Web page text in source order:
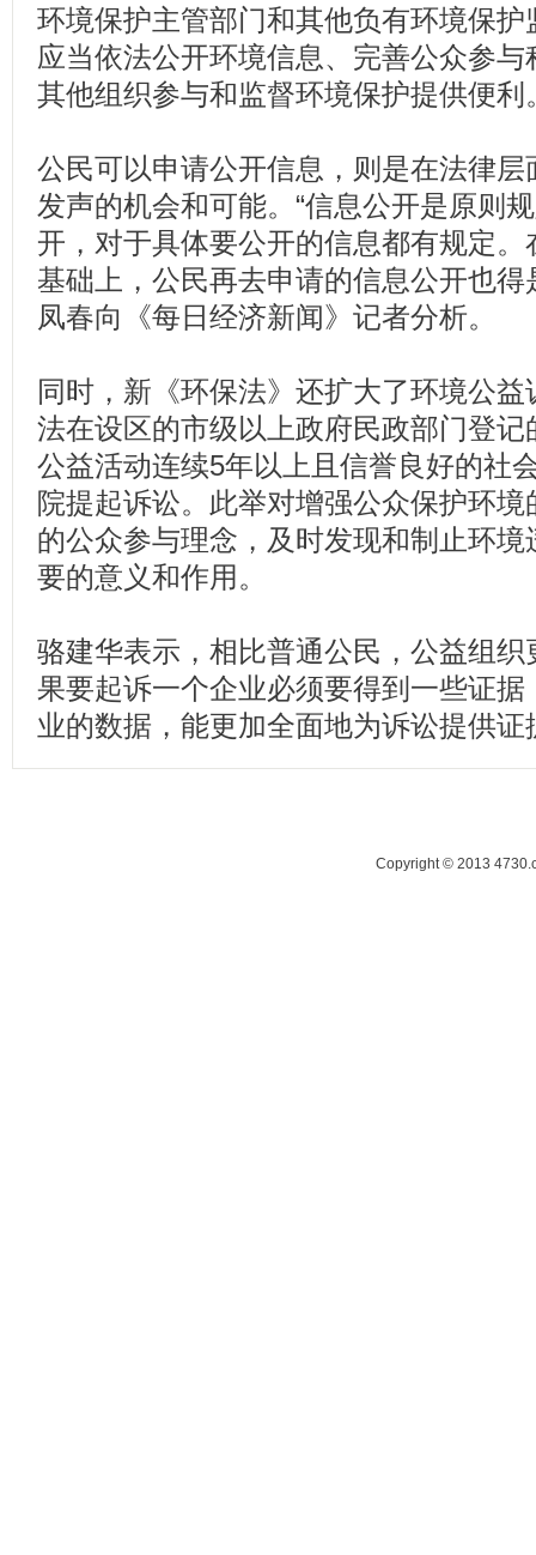
环境保护主管部门和其他负有环境保
应当依法公开环境信息、完善公众参
其他组织参与和监督环境保护提供便利
公民可以申请公开信息，则是在法律
发声的机会和可能。“信息公开是原则
开，对于具体要公开的信息都有规定
基础上，公民再去申请的信息公开也得
凤春向《每日经济新闻》记者分析。
同时，新《环保法》还扩大了环境公
法在设区的市级以上政府民政部门登
公益活动连续5年以上且信誉良好的社
院提起诉讼。此举对增强公众保护环
的公众参与理念，及时发现和制止环
要的意义和作用。
骆建华表示，相比普通公民，公益组
果要起诉一个企业必须要得到一些证
业的数据，能更加全面地为诉讼提供证
Copyright © 2013